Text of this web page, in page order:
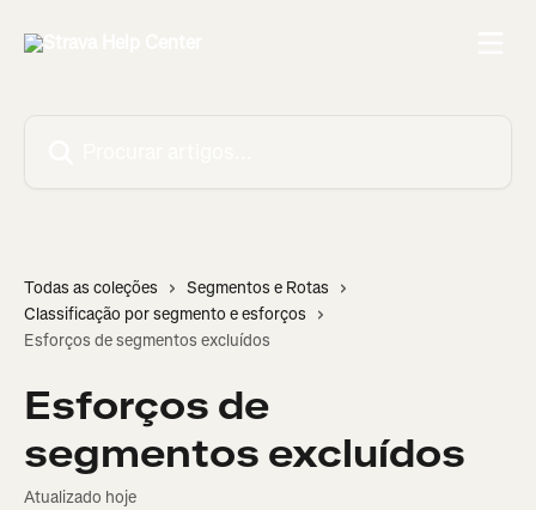
Todas as coleções
Segmentos e Rotas
Classificação por segmento e esforços
Esforços de segmentos excluídos
Esforços de
segmentos excluídos
Atualizado hoje